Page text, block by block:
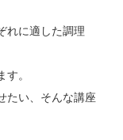
れに適した調理
。
たい、そんな講座